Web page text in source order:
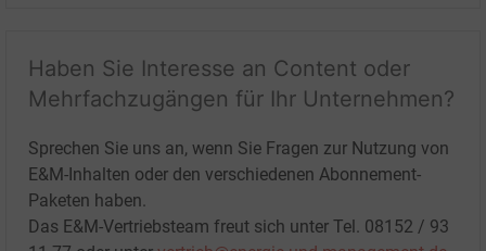
Haben Sie Interesse an Content oder
Mehrfachzugängen für Ihr Unternehmen?
Sprechen Sie uns an, wenn Sie Fragen zur Nutzung von
E&M-Inhalten oder den verschiedenen Abonnement-
Paketen haben.
Das E&M-Vertriebsteam freut sich unter Tel. 08152 / 93